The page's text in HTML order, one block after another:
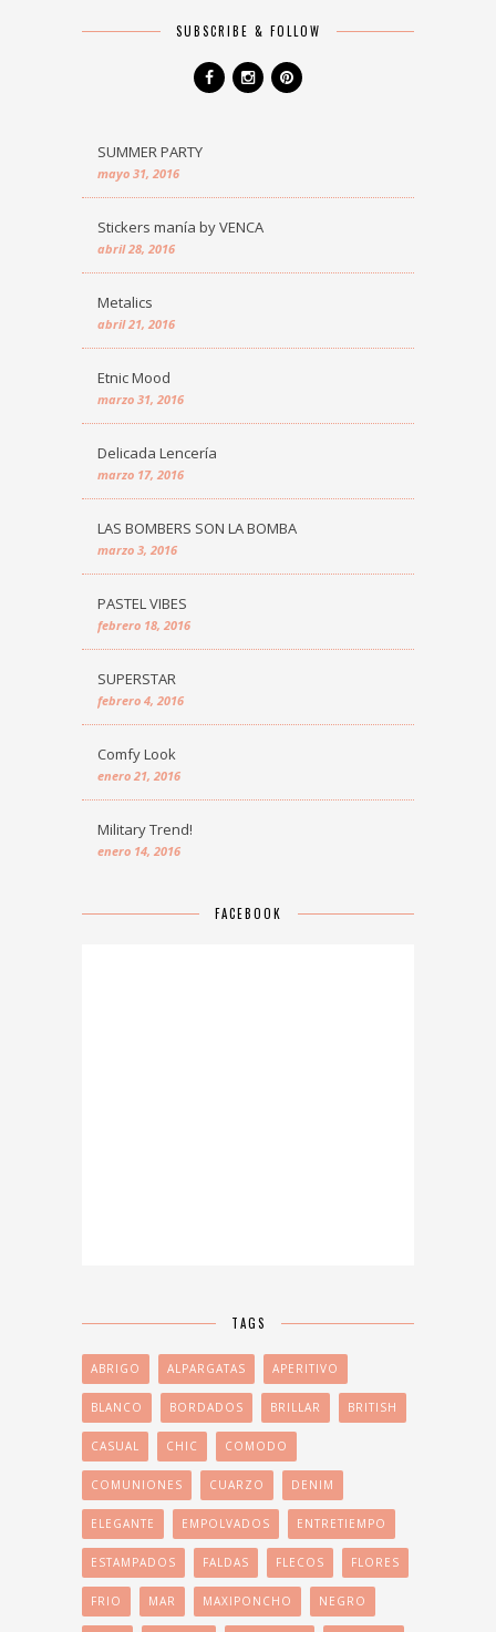
SUBSCRIBE & FOLLOW
SUMMER PARTY
mayo 31, 2016
Stickers manía by VENCA
abril 28, 2016
Metalics
abril 21, 2016
Etnic Mood
marzo 31, 2016
Delicada Lencería
marzo 17, 2016
LAS BOMBERS SON LA BOMBA
marzo 3, 2016
PASTEL VIBES
febrero 18, 2016
SUPERSTAR
febrero 4, 2016
Comfy Look
enero 21, 2016
Military Trend!
enero 14, 2016
FACEBOOK
TAGS
ABRIGO ALPARGATAS APERITIVO
BLANCO BORDADOS BRILLAR BRITISH
CASUAL CHIC COMODO
COMUNIONES CUARZO DENIM
ELEGANTE EMPOLVADOS ENTRETIEMPO
ESTAMPADOS FALDAS FLECOS FLORES
FRIO MAR MAXIPONCHO NEGRO